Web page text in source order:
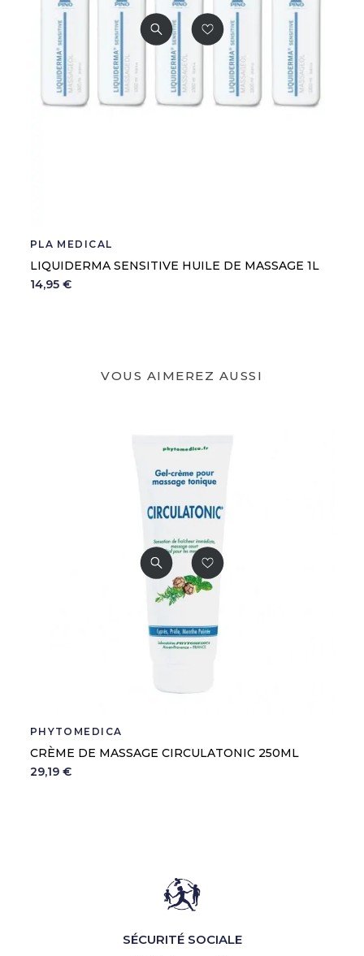
PLA MEDICAL
LIQUIDERMA SENSITIVE HUILE DE MASSAGE 1L
14,95 €
VOUS AIMEREZ AUSSI
PHYTOMEDICA
CRÈME DE MASSAGE CIRCULATONIC 250ML
29,19 €
SÉCURITÉ SOCIALE